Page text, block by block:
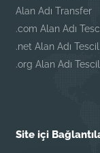
Alan Adı Transfer
.com Alan Adı
.net Alan Adı Tescil
.org Alan Adı Tescil
Site içi